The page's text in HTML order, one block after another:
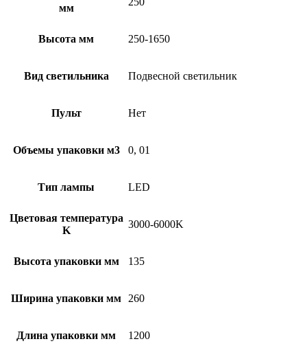
мм
Высота мм 250-1650
Вид светильника Подвесной светильник
Пульт Нет
Объемы упаковки м3 0, 01
Тип лампы LED
Цветовая температура
K
3000-6000K
Высота упаковки мм 135
Ширина упаковки мм 260
Длина упаковки мм 1200